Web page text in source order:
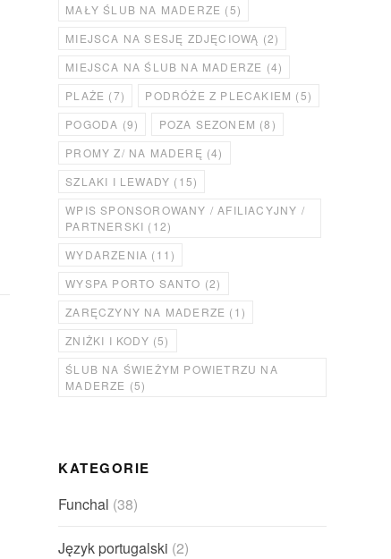
MAŁY ŚLUB NA MADERZE (5)
MIEJSCA NA SESJĘ ZDJĘCIOWĄ (2)
MIEJSCA NA ŚLUB NA MADERZE (4)
PLAŻE (7) PODRÓŻE Z PLECAKIEM (5)
POGODA (9) POZA SEZONEM (8)
PROMY Z/ NA MADERĘ (4)
SZLAKI I LEWADY (15)
WPIS SPONSOROWANY / AFILIACYJNY /
PARTNERSKI (12)
WYDARZENIA (11)
WYSPA PORTO SANTO (2)
ZARĘCZYNY NA MADERZE (1)
ZNIŻKI I KODY (5)
ŚLUB NA ŚWIEŻYM POWIETRZU NA
MADERZE (5)
KATEGORIE
Funchal (38)
Język portugalski (2)